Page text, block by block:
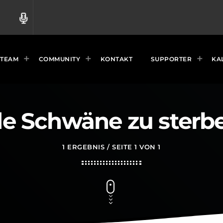
radio
TEAM COMMUNITY KONTAKT SUPPORTER
Schwäne zu
1 ERGEBNIS / SEITE 1 VON 1